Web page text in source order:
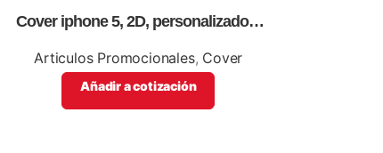
Cover iphone 5, 2D, personalizados,
Articulos Promocionales, Cover
Añadir a cotización